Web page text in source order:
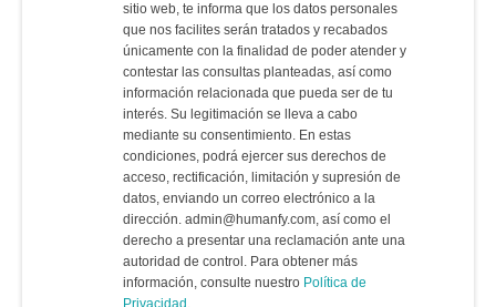
sitio web, te informa que los datos personales
que nos facilites serán tratados y recabados
únicamente con la finalidad de poder atender y
contestar las consultas planteadas, así como
información relacionada que pueda ser de tu
interés. Su legitimación se lleva a cabo
mediante su consentimiento. En estas
condiciones, podrá ejercer sus derechos de
acceso, rectificación, limitación y supresión de
datos, enviando un correo electrónico a la
dirección. admin@humanfy.com, así como el
derecho a presentar una reclamación ante una
autoridad de control. Para obtener más
información, consulte nuestro Política de
Privacidad .